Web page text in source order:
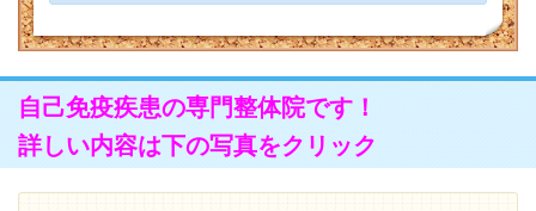
自己免疫疾患の専門整体院です！
詳しい内容は下の写真をクリック